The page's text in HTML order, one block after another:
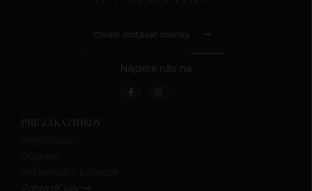
Chcem dostávať novinky
Nájdete nás na
PRE ZÁKAZNÍKOV